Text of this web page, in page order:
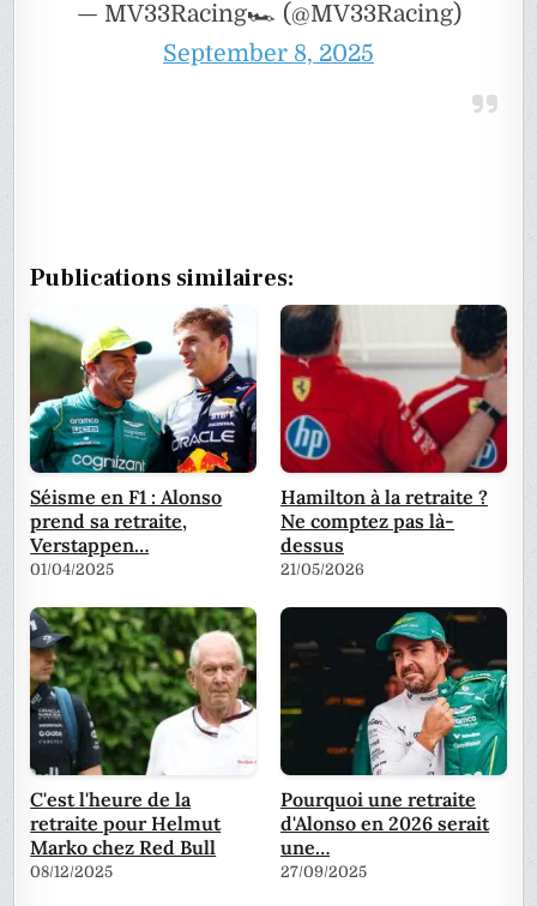
— MV33Racing🏎 (@MV33Racing)
September 8, 2025
Publications similaires:
Séisme en F1 : Alonso
prend sa retraite,
Verstappen…
01/04/2025
Hamilton à la retraite ?
Ne comptez pas là-
dessus
21/05/2026
C'est l'heure de la
retraite pour Helmut
Marko chez Red Bull
08/12/2025
Pourquoi une retraite
d'Alonso en 2026 serait
une…
27/09/2025